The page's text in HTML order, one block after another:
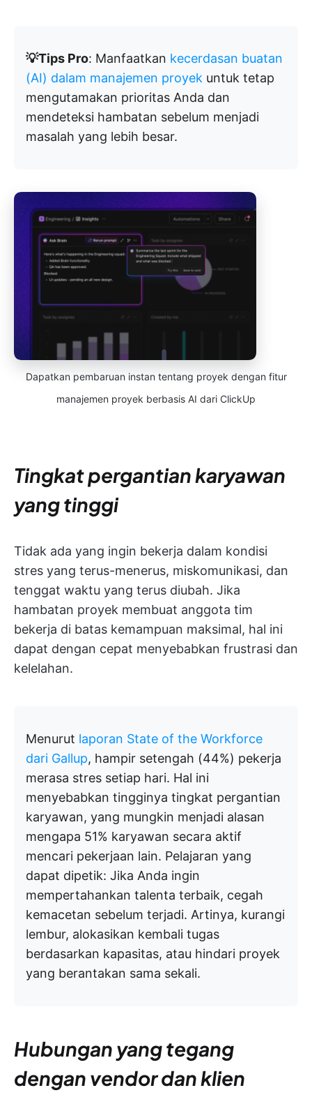
💡Tips Pro: Manfaatkan kecerdasan buatan
(AI) dalam manajemen proyek untuk tetap
mengutamakan prioritas Anda dan
mendeteksi hambatan sebelum menjadi
masalah yang lebih besar.
Dapatkan pembaruan instan tentang proyek dengan fitur
manajemen proyek berbasis AI dari ClickUp
Tingkat pergantian karyawan
yang tinggi
Tidak ada yang ingin bekerja dalam kondisi
stres yang terus-menerus, miskomunikasi, dan
tenggat waktu yang terus diubah. Jika
hambatan proyek membuat anggota tim
bekerja di batas kemampuan maksimal, hal ini
dapat dengan cepat menyebabkan frustrasi dan
kelelahan.
Menurut laporan State of the Workforce
dari Gallup, hampir setengah (44%) pekerja
merasa stres setiap hari. Hal ini
menyebabkan tingginya tingkat pergantian
karyawan, yang mungkin menjadi alasan
mengapa 51% karyawan secara aktif
mencari pekerjaan lain. Pelajaran yang
dapat dipetik: Jika Anda ingin
mempertahankan talenta terbaik, cegah
kemacetan sebelum terjadi. Artinya, kurangi
lembur, alokasikan kembali tugas
berdasarkan kapasitas, atau hindari proyek
yang berantakan sama sekali.
Hubungan yang tegang
dengan vendor dan klien